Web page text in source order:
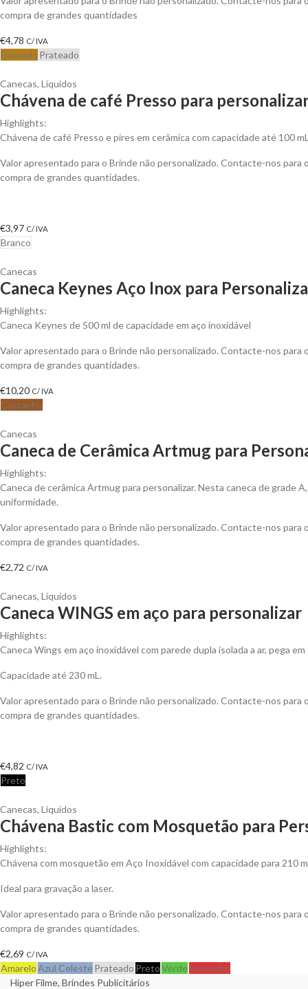
compra de grandes quantidades
€4,78 C/ IVA
Dourado Prateado
Canecas, Líquidos
Chávena de café Presso para
Highlights:
Chávena de café Presso e pires em cerâmica com capacidade até 100
Valor apresentado para o Brinde não personalizado. Contacte-nos para
compra de grandes quantidades.
€3,97 C/ IVA
Branco
Canecas
Caneca Keynes Aço Inox para
Highlights:
Caneca Keynes de 500 ml de capacidade em aço inoxidável
Valor apresentado para o Brinde não personalizado. Contacte-nos para
compra de grandes quantidades.
€10,20 C/ IVA
Castanho
Canecas
Caneca de Cerâmica Artmug para
Highlights:
Caneca de cerâmica Artmug para personalizar. Nesta caneca de grade
uniformidade.
Valor apresentado para o Brinde não personalizado. Contacte-nos para
compra de grandes quantidades.
€2,72 C/ IVA
Canecas, Líquidos
Caneca WINGS em aço para personalizar
Highlights:
Caneca Wings em aço inoxidável com parede dupla isolada a ar, pega
Capacidade até 230 mL.
Valor apresentado para o Brinde não personalizado. Contacte-nos para
compra de grandes quantidades.
€4,82 C/ IVA
Preto
Canecas, Líquidos
Chávena Bastic com Mosquetão para
Highlights:
Chávena com mosquetão em Aço Inoxidável com capacidade para 210
Ideal para gravação a laser.
Valor apresentado para o Brinde não personalizado. Contacte-nos para
compra de grandes quantidades.
€2,69 C/ IVA
AmareloAzul Celeste Prateado PretoVerdeVermelho
Hiper Filme, Brindes Publicitários